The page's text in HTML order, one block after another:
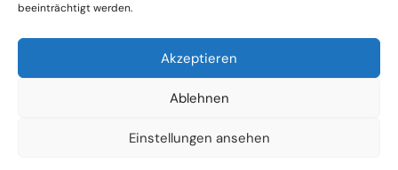
beeinträchtigt werden.
Akzeptieren
Ablehnen
Einstellungen ansehen
(C) 2024 Dr. Harald und Sabine Bähr